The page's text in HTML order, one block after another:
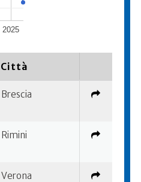
2025
Città
Brescia
Rimini
Verona